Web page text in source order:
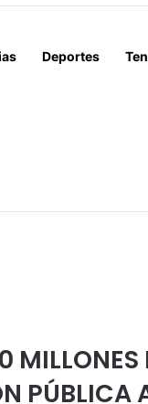
Deportes
MILLONES
PÚBLICA